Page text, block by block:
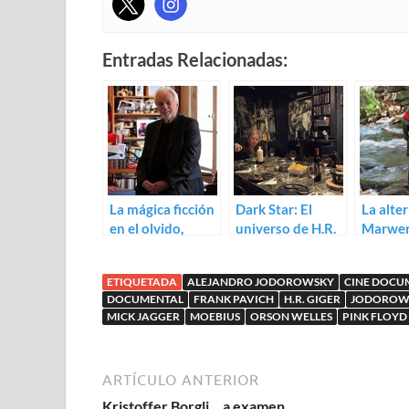
Entradas Relacionadas:
La mágica ficción
en el olvido,
Dune
Dark Star: El
universo de H.R.
La
ETIQUETADA ALEJANDRO JODOROWSKY CINE
DOCUMENTAL
FRANK PAVICH H.R. GIGER
MICK JAGGER
MOEBIUS ORSON WELLES PINK FLOYD
ARTÍCULO ANTERIOR